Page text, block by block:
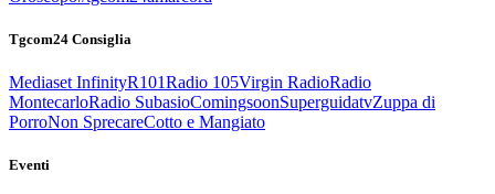
Tgcom24 Consiglia
Mediaset InfinityR101Radio 105Virgin RadioRadio
MontecarloRadio SubasioComingsoonSuperguidatvZuppa di
PorroNon SprecareCotto e Mangiato
Eventi